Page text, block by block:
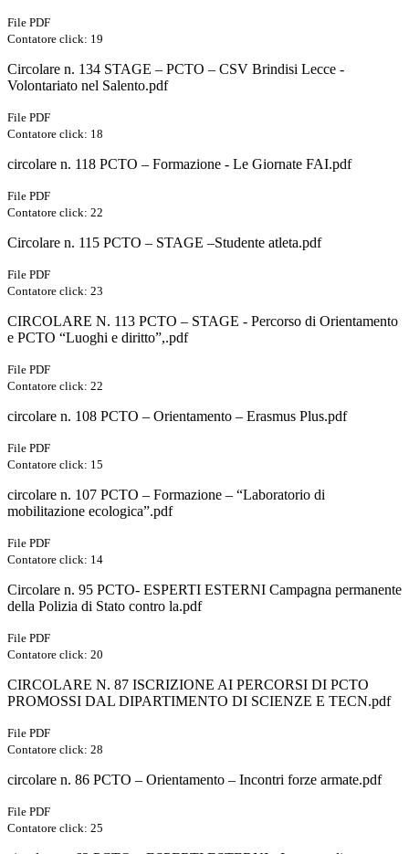
File PDF
Contatore click: 19
Circolare n. 134 STAGE – PCTO – CSV Brindisi Lecce -
Volontariato nel Salento.pdf
File PDF
Contatore click: 18
circolare n. 118 PCTO – Formazione - Le Giornate FAI.pdf
File PDF
Contatore click: 22
Circolare n. 115 PCTO – STAGE –Studente atleta.pdf
File PDF
Contatore click: 23
CIRCOLARE N. 113 PCTO – STAGE - Percorso di Orientamento
e PCTO “Luoghi e diritto”,.pdf
File PDF
Contatore click: 22
circolare n. 108 PCTO – Orientamento – Erasmus Plus.pdf
File PDF
Contatore click: 15
circolare n. 107 PCTO – Formazione – “Laboratorio di
mobilitazione ecologica”.pdf
File PDF
Contatore click: 14
Circolare n. 95 PCTO- ESPERTI ESTERNI Campagna permanente
della Polizia di Stato contro la.pdf
File PDF
Contatore click: 20
CIRCOLARE N. 87 ISCRIZIONE AI PERCORSI DI PCTO
PROMOSSI DAL DIPARTIMENTO DI SCIENZE E TECN.pdf
File PDF
Contatore click: 28
circolare n. 86 PCTO – Orientamento – Incontri forze armate.pdf
File PDF
Contatore click: 25